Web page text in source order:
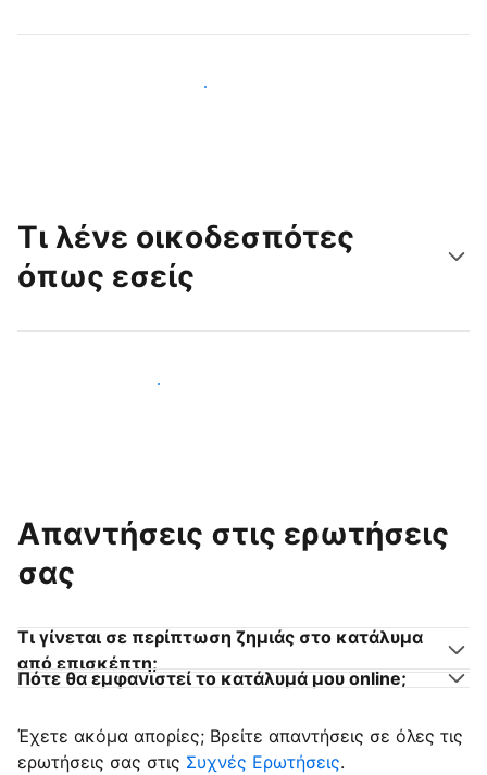
Προσελκύστε νέους επισκέπτες σήμερα
Τι λένε οικοδεσπότες
όπως εσείς
Γίνετε κι εσείς οικοδεσπότης
Απαντήσεις στις ερωτήσεις
σας
Τι γίνεται σε περίπτωση ζημιάς στο κατάλυμα
από επισκέπτη;
Πότε θα εμφανιστεί το κατάλυμά μου online;
Έχετε ακόμα απορίες; Βρείτε απαντήσεις σε όλες τις
ερωτήσεις σας στις Συχνές Ερωτήσεις.